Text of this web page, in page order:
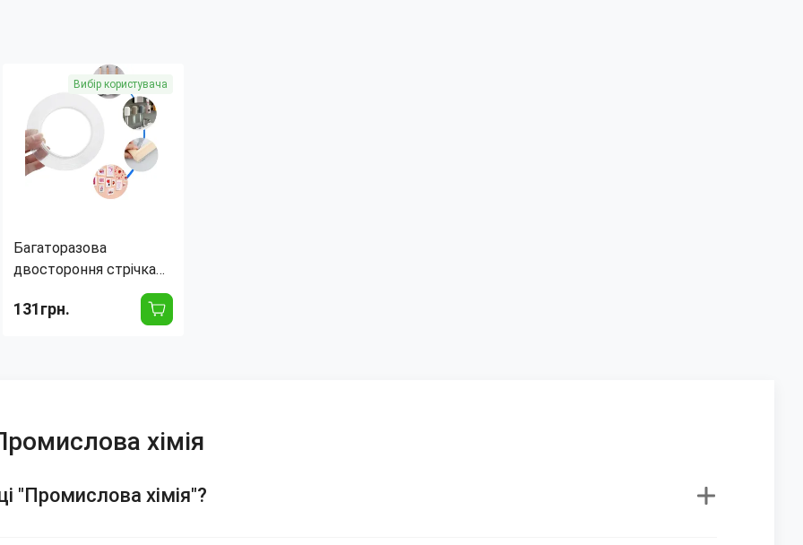
Вибір користувача
Багаторазова
двостороння стрічка
IVY Grip Tape 3, 20 мм
завширшки, волога
131грн.
хімія
"Промислова хімія"?